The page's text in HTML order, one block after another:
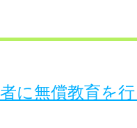
に無償教育を